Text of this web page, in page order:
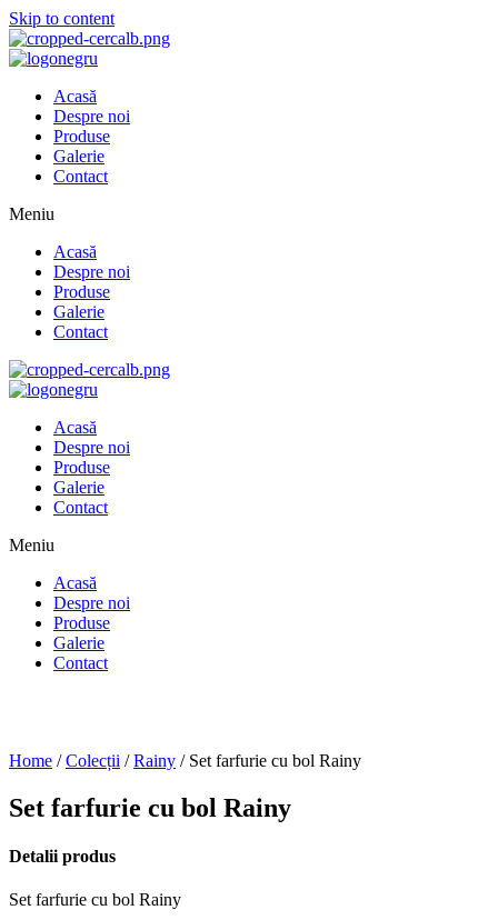
Skip to content
Acasă
Despre noi
Produse
Galerie
Contact
Meniu
Acasă
Despre noi
Produse
Galerie
Contact
Acasă
Despre noi
Produse
Galerie
Contact
Meniu
Acasă
Despre noi
Produse
Galerie
Contact
Home /Colecții /Rainy / Set farfurie cu bol Rainy
Set farfurie cu bol Rainy
Detalii produs
Set farfurie cu bol Rainy